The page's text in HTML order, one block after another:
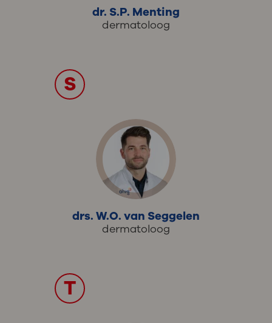
dr. S.P. Menting
dermatoloog
S
drs. W.O. van Seggelen
dermatoloog
T